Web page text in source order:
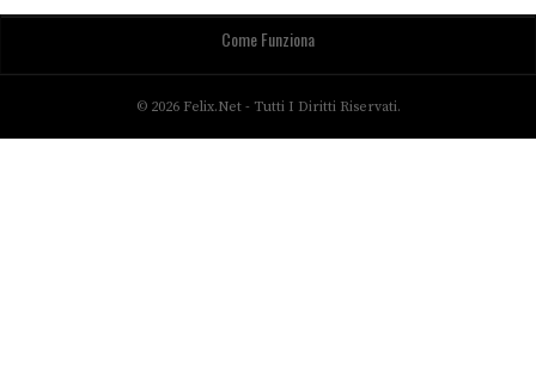
Come Funziona
© 2026 Felix.net - Tutti I Diritti Riservati.